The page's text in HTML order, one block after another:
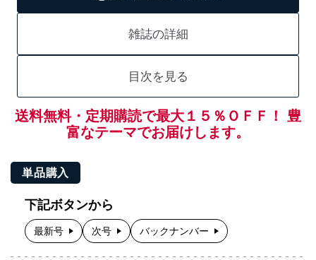
雑誌の詳細
目次を見る
送料無料・定期購読で最大１５％ＯＦＦ！ 豊
富なテーマでお届けします。
単品購入
下記ボタンから
最新号 次号 バックナンバー